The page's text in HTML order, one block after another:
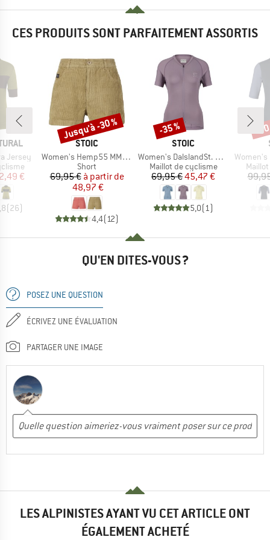
CES PRODUITS SONT PARFAITEMENT ASSORTIS
Jersey
réduit
€
(26)
MARQUE
STOIC
Article
Women's Hemp55 MMXX. Selja Cord Shorts
Product group
Short
Prix
69,95 € Prix réduit
à partir de
48,97 €
4,4(12)
Remise
Jusqu'à -30 %
MARQUE
STOIC
Article
Women's DalslandSt. Gravel Jersey S/S
Product group
Maillot de cyclisme
Prix
69,95 €Prix réduit
45,47 €
5,0(1 )
Remise
-35 %
Article
Women's
-
QU'EN DITES-VOUS ?
POSEZ UNE QUESTION
ÉCRIVEZ UNE ÉVALUATION
PARTAGER UNE IMAGE
LES ALPINISTES AYANT VU CET ARTICLE ONT
ÉGALEMENT ACHETÉ